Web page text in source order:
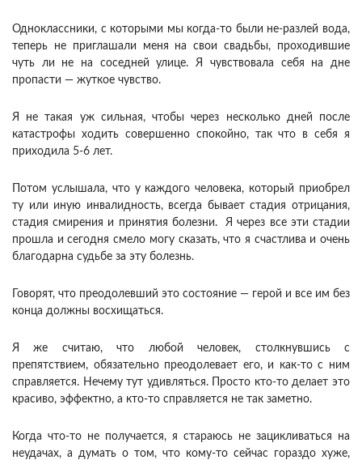
Одноклассники, с которыми мы когда-то были не-разлей вода,
теперь не приглашали меня на свои свадьбы, проходившие
чуть ли не на соседней улице. Я чувствовала себя на дне
пропасти — жуткое чувство.
Я не такая уж сильная, чтобы через несколько дней после
катастрофы ходить совершенно спокойно, так что в себя я
приходила 5-6 лет.
Потом услышала, что у каждого человека, который приобрел
ту или иную инвалидность, всегда бывает стадия отрицания,
стадия смирения и принятия болезни. Я через все эти стадии
прошла и сегодня смело могу сказать, что я счастлива и очень
благодарна судьбе за эту болезнь.
Говорят, что преодолевший это состояние — герой и все им без
конца должны восхищаться.
Я же считаю, что любой человек, столкнувшись с
препятствием, обязательно преодолевает его, и как-то с ним
справляется. Нечему тут удивляться. Просто кто-то делает это
красиво, эффектно, а кто-то справляется не так заметно.
Когда что-то не получается, я стараюсь не зацикливаться на
неудачах, а думать о том, что кому-то сейчас гораздо хуже,